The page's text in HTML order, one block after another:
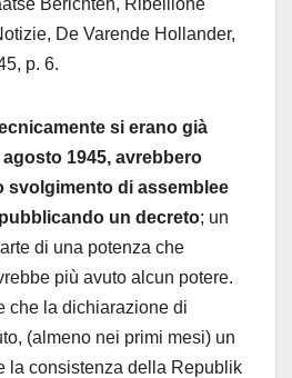
De Varende Hollander,
p. 6.
si erano già
1945, avrebbero
svolgimento di assemblee
un decreto; un
di una potenza che
più avuto alcun potere.
che la dichiarazione di
(almeno nei primi mesi) un
la consistenza della Republik